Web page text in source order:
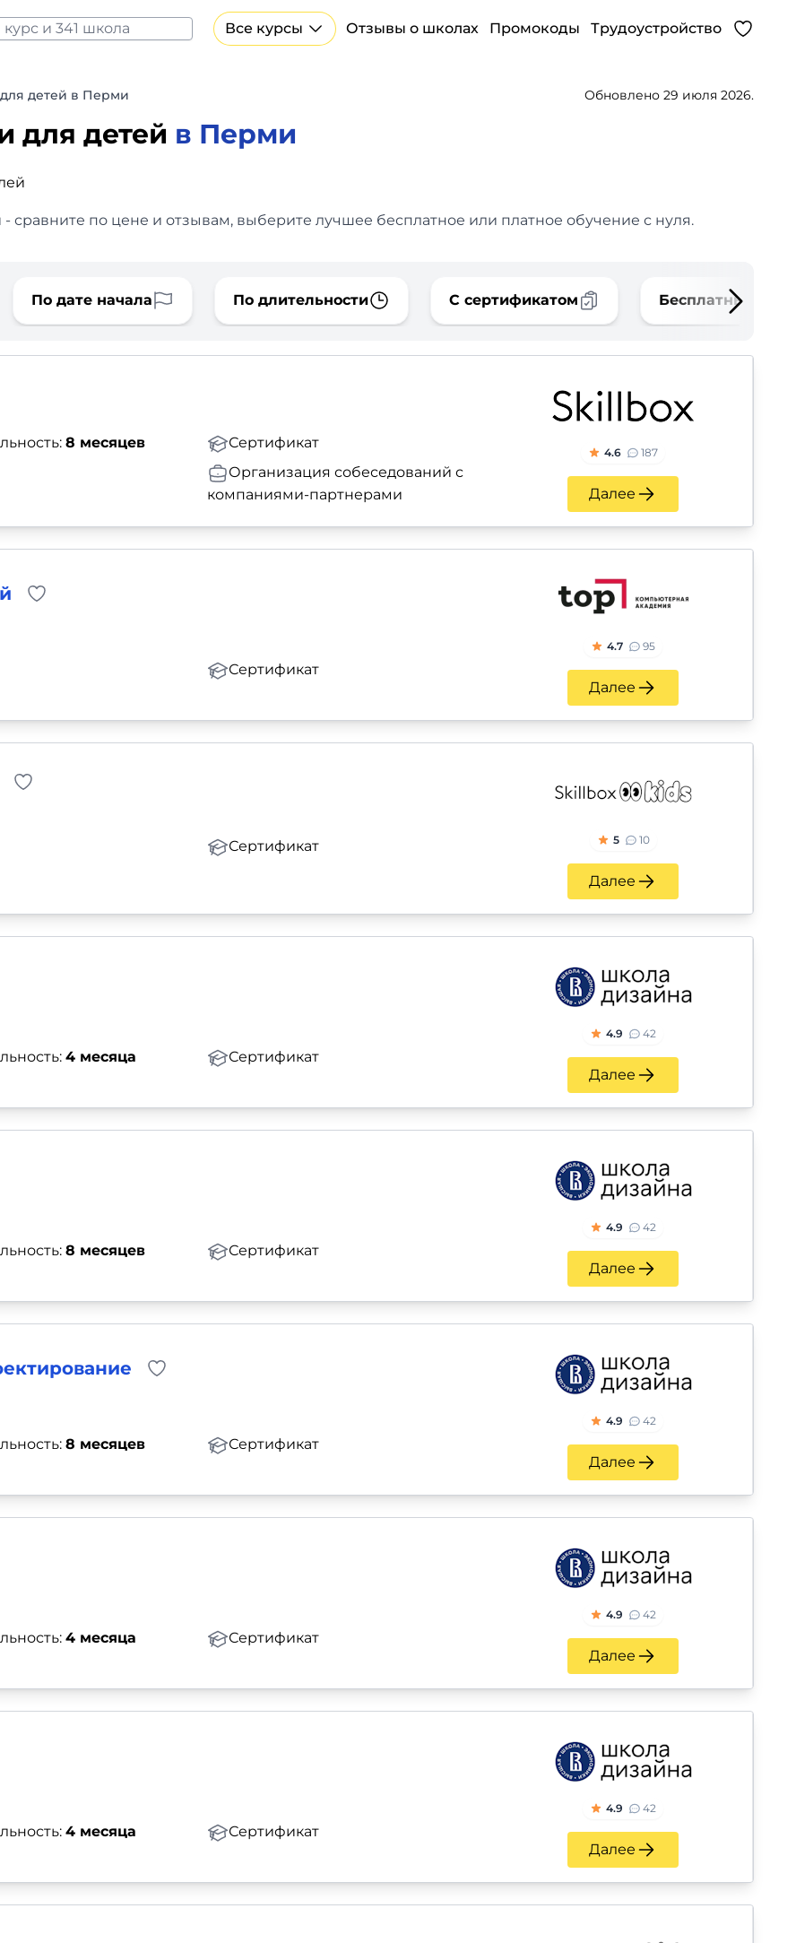
Все курсы Отзывы о школах Промокоды Трудоустройство
детей в Перми Обновлено 29 июля 2026.
для детей в Перми
сравните по цене и отзывам, выберите лучшее бесплатное или платное обучение с нуля.
По дате начала По длительности С сертификатом Бесплатные
8 месяцев
Сертификат
Организация собеседований с
компаниями-партнерами
4.6 187
Далее
Сертификат
4.7 95
Далее
Сертификат
5 10
Далее
4 месяца Сертификат
4.9 42
Далее
8 месяцев Сертификат
4.9 42
Далее
8 месяцев Сертификат
4.9 42
Далее
4 месяца Сертификат
4.9 42
Далее
4 месяца Сертификат
4.9 42
Далее
Курсы по нейросетям
Бесплатно